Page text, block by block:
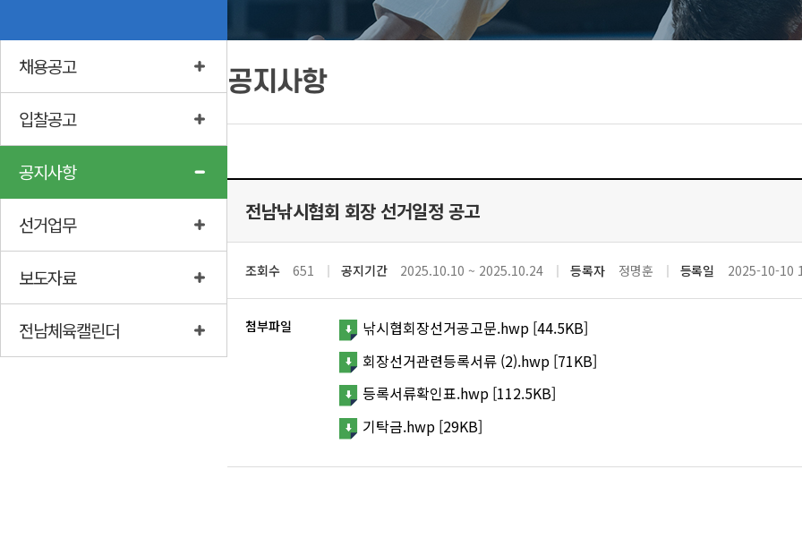
채용공고
입찰공고
공지사항
선거업무
보도자료
전남체육캘린더
공지사항
전남낚시협회 회장 선거일정 공고
조회수 651 공지기간 2025.10.10 ~ 2025.10.24 등록자 정명훈 등록일 2025-10-10
첨부파일
낚시협회장선거공고문.hwp [44.5KB]
회장선거관련등록서류 (2).hwp [71KB]
등록서류확인표.hwp [112.5KB]
기탁금.hwp [29KB]